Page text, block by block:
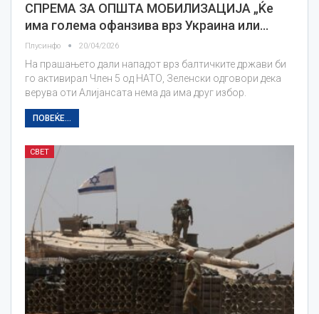
СПРЕМА ЗА ОПШТА МОБИЛИЗАЦИЈА „Ќе
има голема офанзива врз Украина или…
Плусинфо 20/04/2026
На прашањето дали нападот врз балтичките држави би
го активирал Член 5 од НАТО, Зеленски одговори дека
верува оти Алијансата нема да има друг избор.
ПОВЕЌЕ...
СВЕТ